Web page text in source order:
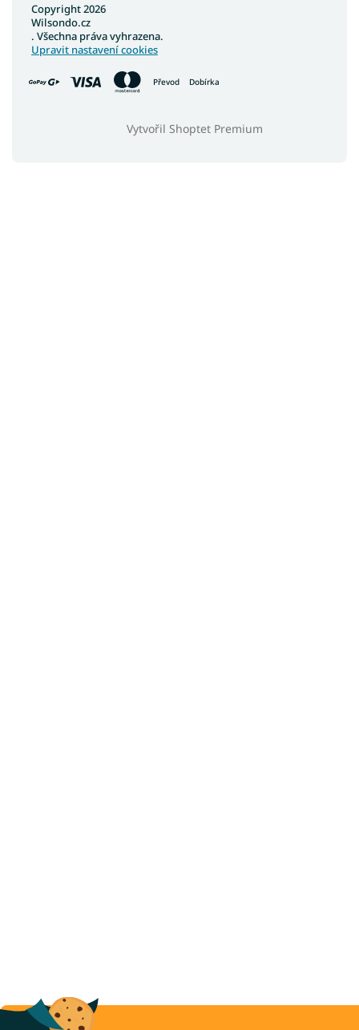
Převod Dobírka
Vytvořil Shoptet Premium
Copyright 2026
Wilsondo.cz
. Všechna práva vyhrazena.
Upravit nastavení cookies